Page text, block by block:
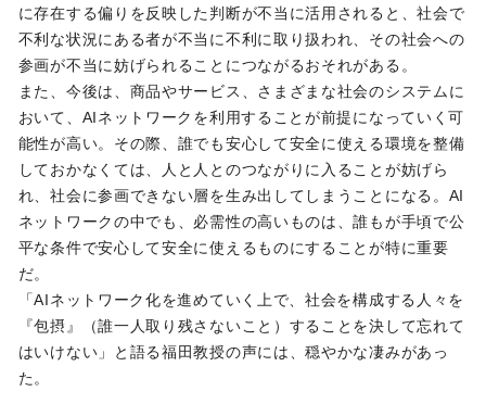
に存在する偏りを反映した判断が不当に活用されると、社会で
不利な状況にある者が不当に不利に取り扱われ、その社会への
参画が不当に妨げられることにつながるおそれがある。
また、今後は、商品やサービス、さまざまな社会のシステムに
おいて、AIネットワークを利用することが前提になっていく可
能性が高い。その際、誰でも安心して安全に使える環境を整備
しておかなくては、人と人とのつながりに入ることが妨げら
れ、社会に参画できない層を生み出してしまうことになる。AI
ネットワークの中でも、必需性の高いものは、誰もが手頃で公
平な条件で安心して安全に使えるものにすることが特に重要
だ。
「AIネットワーク化を進めていく上で、社会を構成する人々を
『包摂』（誰一人取り残さないこと）することを決して忘れて
はいけない」と語る福田教授の声には、穏やかな凄みがあっ
た。